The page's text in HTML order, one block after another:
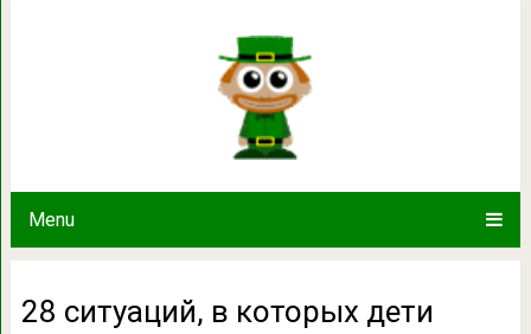
Menu
28 ситуаций, в которых дети
родители умилялись,
28 ситуаций, в которых дети